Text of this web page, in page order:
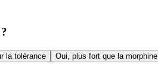
la tolérance
Oui, plus fort que la morphine